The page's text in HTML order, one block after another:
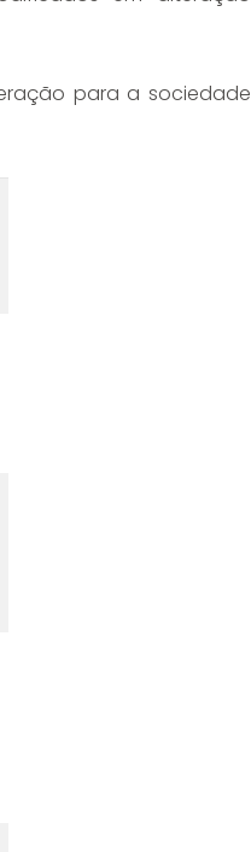
para a sociedade